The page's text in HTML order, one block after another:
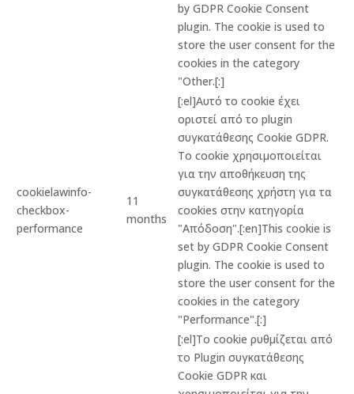
by GDPR Cookie Consent
plugin. The cookie is used to
store the user consent for the
cookies in the category
"Other.[:]
cookielawinfo-
checkbox-
performance
11
months
[:el]Αυτό το cookie έχει
οριστεί από το plugin
συγκατάθεσης Cookie GDPR.
Το cookie χρησιμοποιείται
για την αποθήκευση της
συγκατάθεσης χρήστη για τα
cookies στην κατηγορία
"Απόδοση".[:en]This cookie is
set by GDPR Cookie Consent
plugin. The cookie is used to
store the user consent for the
cookies in the category
"Performance".[:]
[:el]Το cookie ρυθμίζεται από
το Plugin συγκατάθεσης
Cookie GDPR και